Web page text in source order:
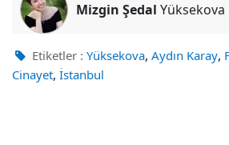
Mizgin Şedal
Etiketler : Yüksekova, Aydın Karay,
Cinayet, İstanbul